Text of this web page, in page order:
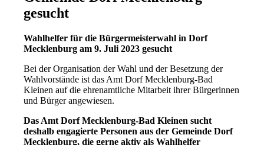
gesucht
Wahlhelfer für die Bürgermeisterwahl in Dorf
Mecklenburg am 9. Juli 2023 gesucht
Bei der Organisation der Wahl und der Besetzung der
Wahlvorstände ist das Amt Dorf Mecklenburg-Bad
Kleinen auf die ehrenamtliche Mitarbeit ihrer Bürgerinnen
und Bürger angewiesen.
Das Amt Dorf Mecklenburg-Bad Kleinen sucht
deshalb engagierte Personen aus der Gemeinde Dorf
Mecklenburg, die gerne aktiv als Wahlhelfer